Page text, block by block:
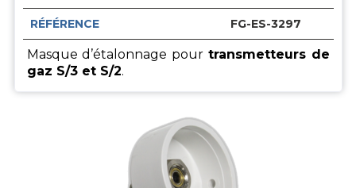
RÉFÉRENCE FG-ES-3297
Masque d’étalonnage pour transmetteurs de
gaz S/3 et S/2.